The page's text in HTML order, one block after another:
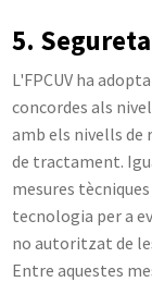
5.
L'FPCUV ha
concordes als
amb els nivells de
de tractament.
mesures
tecnologia per a
no autoritzat de
Entre aquestes